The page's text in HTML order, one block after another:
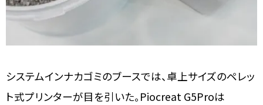
システムインナカゴミのブースでは、卓上サイズのペレッ
ト式プリンターが目を引いた。Piocreat G5Proは